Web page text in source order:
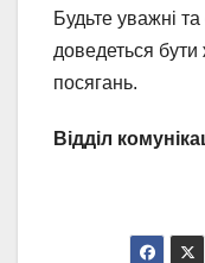
Будьте уважні
доведеться
посягань.
Відділ